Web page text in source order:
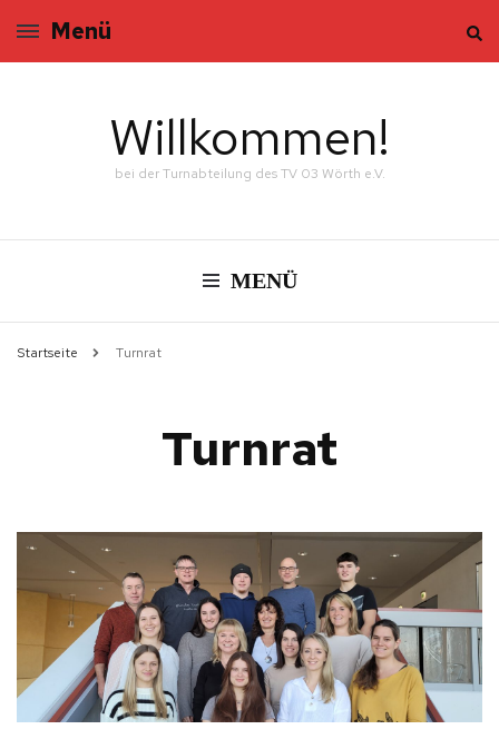
Menü
Willkommen!
bei der Turnabteilung des TV 03 Wörth e.V.
MENÜ
Startseite Turnrat
Turnrat